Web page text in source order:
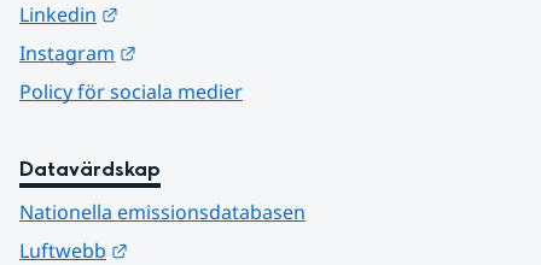
Linkedin
Instagram
Policy för sociala medier
Datavärdskap
Nationella emissionsdatabasen
Luftwebb